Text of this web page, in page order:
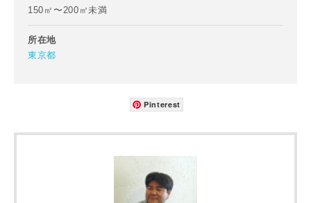
150㎡〜200㎡未満
所在地
東京都
Pinterest
お名前